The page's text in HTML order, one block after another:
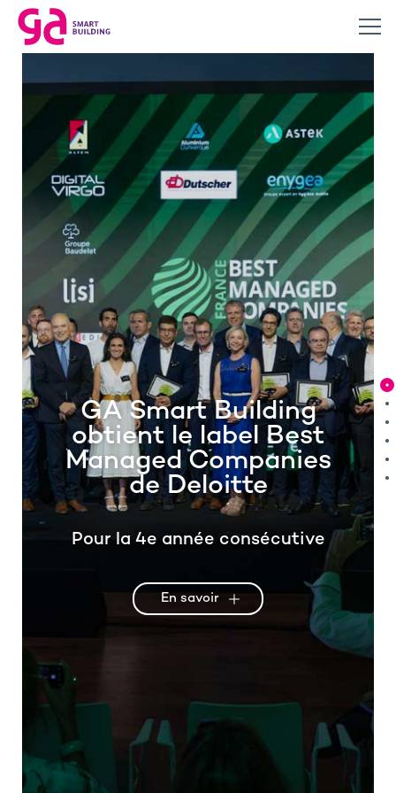
GA Smart Building
obtient le label Best
Managed Companies
de Deloitte
Pour la 4e année consécutive
En savoir